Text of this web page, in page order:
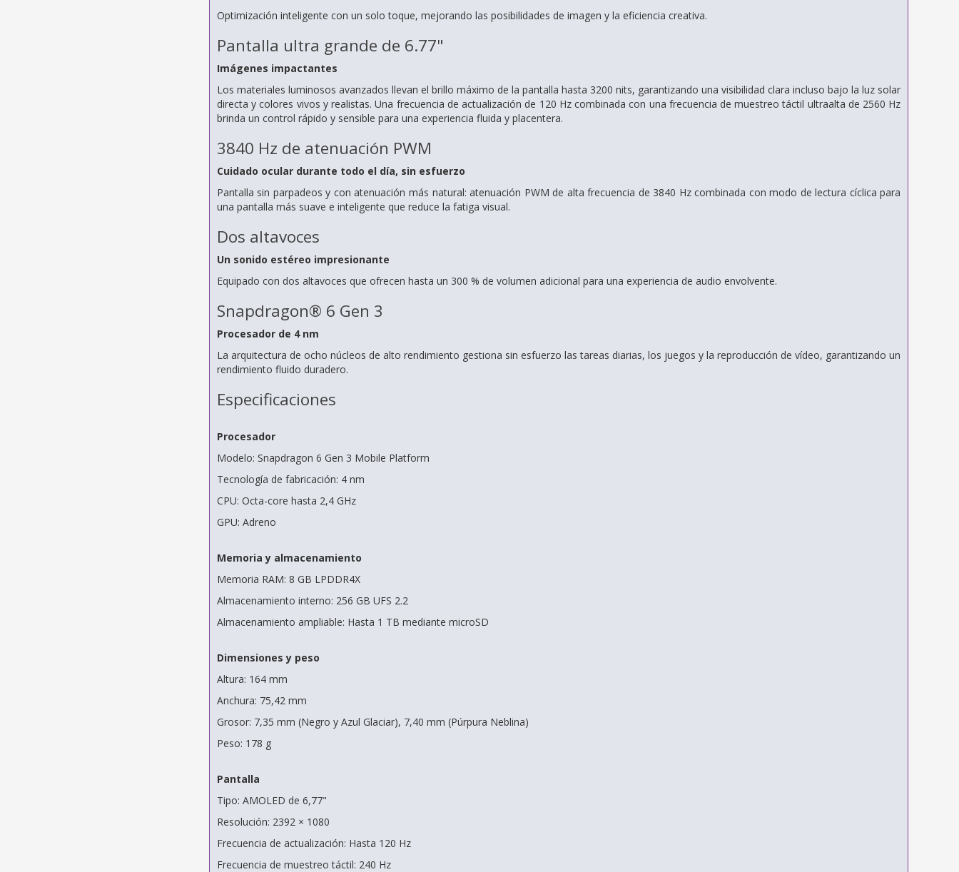
Optimización inteligente con un solo toque, mejorando las posibilidades de imagen y la eficiencia creativa.
Pantalla ultra grande de 6.77"
Imágenes impactantes
Los materiales luminosos avanzados llevan el brillo máximo de la pantalla hasta 3200 nits, garantizando una visibilidad clara incluso bajo la luz solar
directa y colores vivos y realistas. Una frecuencia de actualización de 120 Hz combinada con una frecuencia de muestreo táctil ultraalta de 2560 Hz
brinda un control rápido y sensible para una experiencia fluida y placentera.
3840 Hz de atenuación PWM
Cuidado ocular durante todo el día, sin esfuerzo
Pantalla sin parpadeos y con atenuación más natural: atenuación PWM de alta frecuencia de 3840 Hz combinada con modo de lectura cíclica para
una pantalla más suave e inteligente que reduce la fatiga visual.
Dos altavoces
Un sonido estéreo impresionante
Equipado con dos altavoces que ofrecen hasta un 300 % de volumen adicional para una experiencia de audio envolvente.
Snapdragon® 6 Gen 3
Procesador de 4 nm
La arquitectura de ocho núcleos de alto rendimiento gestiona sin esfuerzo las tareas diarias, los juegos y la reproducción de vídeo, garantizando un
rendimiento fluido duradero.
Especificaciones
Procesador
Modelo: Snapdragon 6 Gen 3 Mobile Platform
Tecnología de fabricación: 4 nm
CPU: Octa-core hasta 2,4 GHz
GPU: Adreno
Memoria y almacenamiento
Memoria RAM: 8 GB LPDDR4X
Almacenamiento interno: 256 GB UFS 2.2
Almacenamiento ampliable: Hasta 1 TB mediante microSD
Dimensiones y peso
Altura: 164 mm
Anchura: 75,42 mm
Grosor: 7,35 mm (Negro y Azul Glaciar), 7,40 mm (Púrpura Neblina)
Peso: 178 g
Pantalla
Tipo: AMOLED de 6,77"
Resolución: 2392 × 1080
Frecuencia de actualización: Hasta 120 Hz
Frecuencia de muestreo táctil: 240 Hz